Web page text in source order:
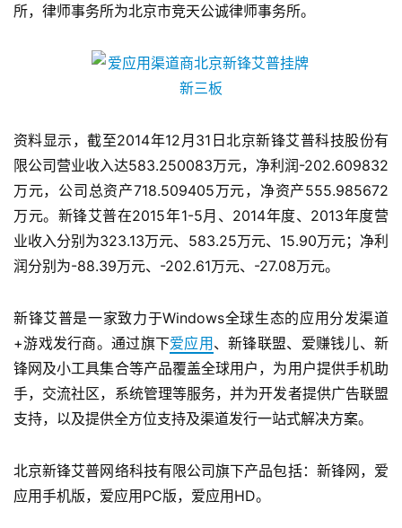
游
戏
业
界
手
游
戏
单
机
游
休
所，律师事务所为北京市竞天公诚律师事务所。
资料显示，截至2014年12月31日北京新锋艾普科技股份有
限公司营业收入达583.250083万元，净利润-202.609832
万元，公司总资产718.509405万元，净资产555.985672
万元。新锋艾普在2015年1-5月、2014年度、2013年度营
业收入分别为323.13万元、583.25万元、15.90万元；净利
润分别为-88.39万元、-202.61万元、-27.08万元。
新锋艾普是一家致力于Windows全球生态的应用分发渠道
+游戏发行商。通过旗下爱应用 、新锋联盟、爱赚钱儿、新
锋网及小工具集合等产品覆盖全球用户，为用户提供手机助
手，交流社区，系统管理等服务，并为开发者提供广告联盟
支持，以及提供全方位支持及渠道发行一站式解决方案。
北京新锋艾普网络科技有限公司旗下产品包括：新锋网，爱
应用手机版，爱应用PC版，爱应用HD。